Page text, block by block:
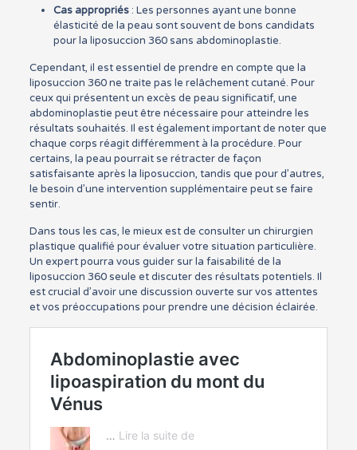
Cas appropriés: Les personnes ayant une bonne
élasticité de la peau sont souvent de bons candidats
pour la liposuccion 360 sans abdominoplastie.
Cependant, il est essentiel de prendre en compte que la
liposuccion 360 ne traite pas le relâchement cutané. Pour
ceux qui présentent un excès de peau significatif, une
abdominoplastie peut être nécessaire pour atteindre les
résultats souhaités. Il est également important de noter que
chaque corps réagit différemment à la procédure. Pour
certains, la peau pourrait se rétracter de façon
satisfaisante après la liposuccion, tandis que pour d’autres,
le besoin d’une intervention supplémentaire peut se faire
sentir.
Dans tous les cas, le mieux est de consulter un chirurgien
plastique qualifié pour évaluer votre situation particulière.
Un expert pourra vous guider sur la faisabilité de la
liposuccion 360 seule et discuter des résultats potentiels. Il
est crucial d’avoir une discussion ouverte sur vos attentes
et vos préoccupations pour prendre une décision éclairée.